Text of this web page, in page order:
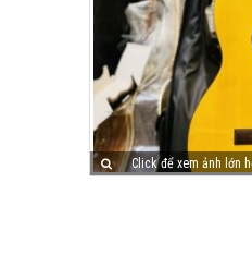
Click để xem ảnh lớn